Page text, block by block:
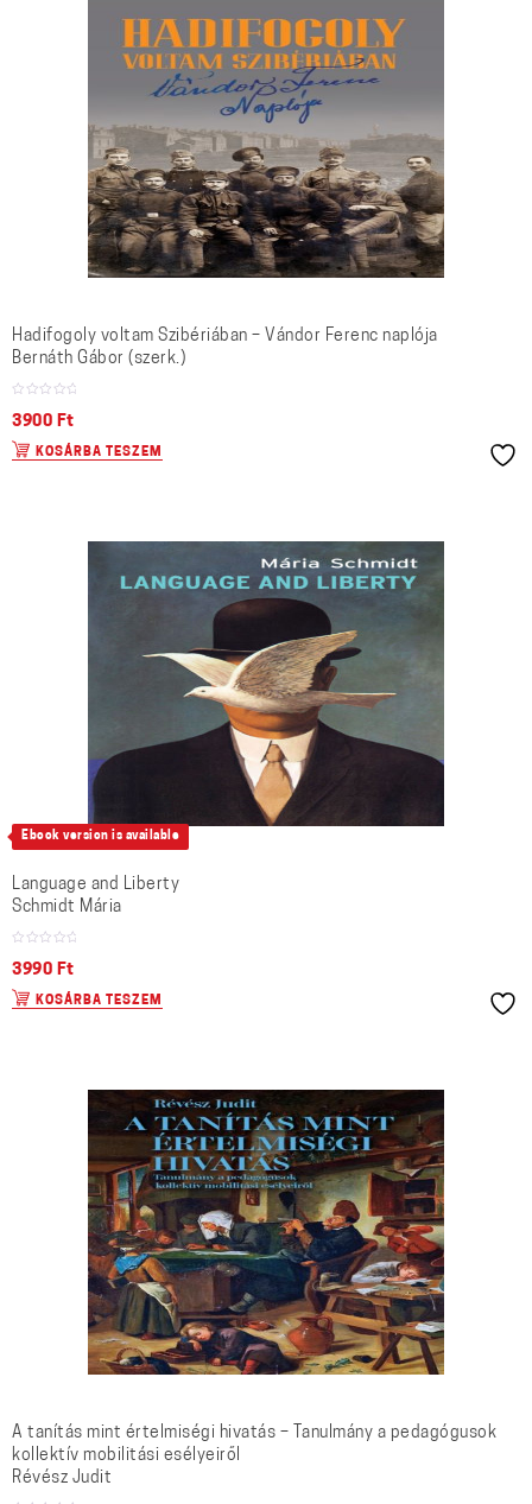
Hadifogoly voltam Szibériában – Vándor Ferenc naplója
Bernáth Gábor (szerk.)
3900 Ft
KOSÁRBA TESZEM
Ebook version is available
Language and Liberty
Schmidt Mária
3990 Ft
KOSÁRBA TESZEM
A tanítás mint értelmiségi hivatás – Tanulmány a pedagógusok
kollektív mobilitási esélyeiről
Révész Judit